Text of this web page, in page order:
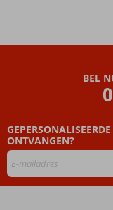
BEL
ONTVANGEN?